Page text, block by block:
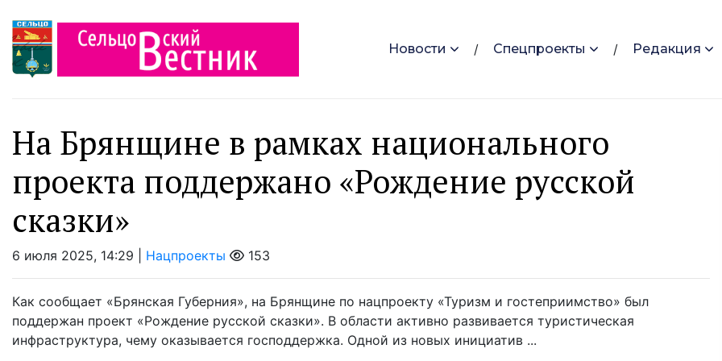
Новости Спецпроекты Редакция
На Брянщине в рамках национального
проекта поддержано «Рождение русской
сказки»
6 июля 2025, 14:29 | Нацпроекты 153
Как сообщает «Брянская Губерния», на Брянщине по нацпроекту «Туризм и гостеприимство» был
поддержан проект «Рождение русской сказки». В области активно развивается туристическая
инфраструктура, чему оказывается господдержка. Одной из новых инициатив ...